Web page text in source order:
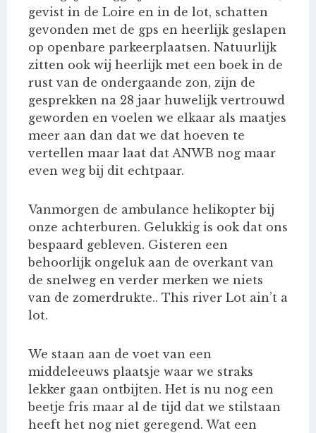
gevist in de Loire en in de lot, schatten
gevonden met de gps en heerlijk geslapen
op openbare parkeerplaatsen. Natuurlijk
zitten ook wij heerlijk met een boek in de
rust van de ondergaande zon, zijn de
gesprekken na 28 jaar huwelijk vertrouwd
geworden en voelen we elkaar als maatjes
meer aan dan dat we dat hoeven te
vertellen maar laat dat ANWB nog maar
even weg bij dit echtpaar.
Vanmorgen de ambulance helikopter bij
onze achterburen. Gelukkig is ook dat ons
bespaard gebleven. Gisteren een
behoorlijk ongeluk aan de overkant van
de snelweg en verder merken we niets
van de zomerdrukte.. This river Lot ain’t a
lot.
We staan aan de voet van een
middeleeuws plaatsje waar we straks
lekker gaan ontbijten. Het is nu nog een
beetje fris maar al de tijd dat we stilstaan
heeft het nog niet geregend. Wat een